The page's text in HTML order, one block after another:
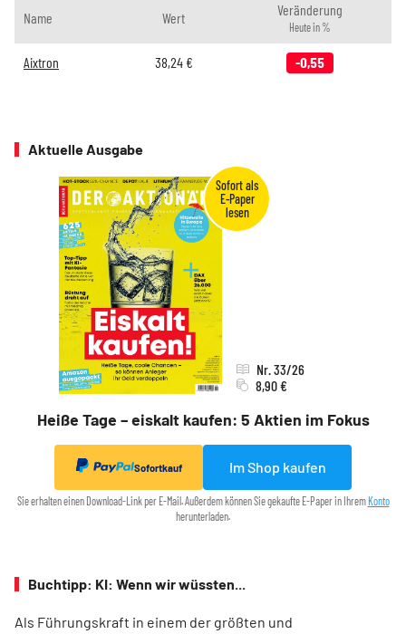
Name Wert Veränderung
Heute in %
Aixtron 38,24€ -0,55
Aktuelle Ausgabe
Heiße Tage – eiskalt kaufen: 5 Aktien im Fokus
Nr. 33/26
8,90 €
Sofortkauf Im Shop kaufen
Sie erhalten einen Download-Link per E-Mail. Außerdem können Sie gekaufte E-Paper in Ihrem Konto
herunterladen.
Buchtipp: KI: Wenn wir wüssten...
Als Führungskraft in einem der größten und